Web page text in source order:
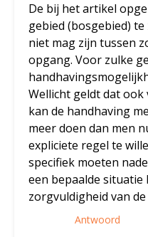
De bij het artikel
gebied (bosgebied)
niet mag zijn tussen
opgang. Voor zulke
Wellicht geldt dat
kan de handhaving
meer doen dan men
expliciete regel te
specifiek moeten
een bepaalde situatie
zorgvuldigheid van
Antwoord